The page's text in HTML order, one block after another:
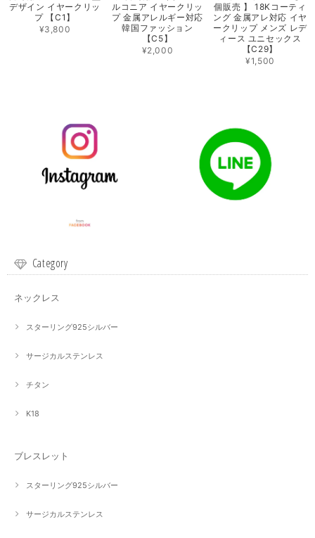
デザイン イヤークリッ
プ 【C1】
¥3,800
ルコニア イヤークリッ
プ 金属アレルギー対応
韓国ファッション
【C5】
¥2,000
個販売 】 18Kコーティ
ング 金属アレ対応 イヤ
ークリップ メンズ レデ
ィース ユニセックス
【C29】
¥1,500
Category
ネックレス
スターリング925シルバー
サージカルステンレス
チタン
K18
ブレスレット
スターリング925シルバー
サージカルステンレス